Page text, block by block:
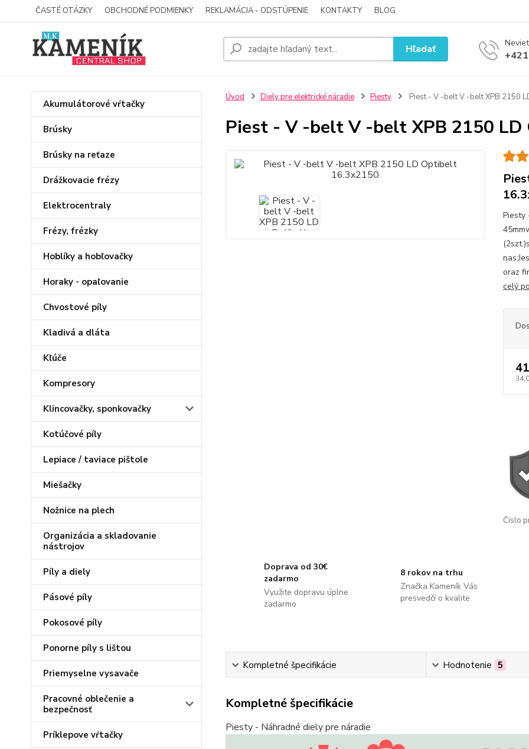
ČASTÉ OTÁZKY OBCHODNÉ PODMIENKY REKLAMÁCIA - ODSTÚPENIE KONTAKTY BLOG
Hľadať
Akumulátorové vŕtačky
Brúsky
Brúsky na reťaze
Drážkovacie frézy
Elektrocentraly
Frézy, frézky
Hoblíky a hobľovačky
Horaky - opaľovanie
Chvostové píly
Kladivá a dláta
Kľúče
Kompresory
Klincovačky, sponkovačky
Kotúčové píly
Lepiace / taviace pištole
Miešačky
Nožnice na plech
Organizácia a skladovanie
nástrojov
Píly a diely
Pásové píly
Pokosové píly
Ponorne píly s lištou
Priemyselne vysavače
Pracovné oblečenie a
bezpečnosť
Príklepove vŕtačky
Úvod Diely pre elektrické náradie Piesty Piest - V -belt V -belt XPB 2150
Piest - V -belt V -belt XPB 2150
Piesty
oraz
celý
Číslo
Doprava od 30€
zadarmo
Využite dopravu úplne
zadarmo
8 rokov na trhu
Značka Kameník Vás
presvedčí o kvalite
Kompletné špecifikácie Hodnotenie 5
Kompletné špecifikácie
Piesty - Náhradné diely pre náradie